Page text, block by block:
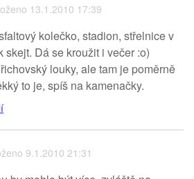
13.1.2010 17:39
kolečko, stadion, střelnice v
skejt. Dá se kroužit i večer :o)
louky, ale tam je poměrně
to je, spíš na kamenačky.
9.1.2010 21:31